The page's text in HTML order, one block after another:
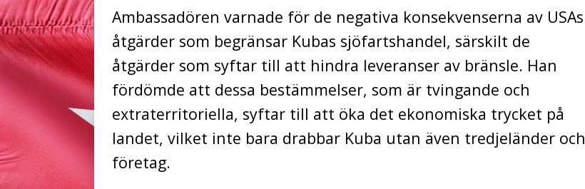
Ambassadören varnade för de negativa konsekvenserna av USAs
åtgärder som begränsar Kubas sjöfartshandel, särskilt de
åtgärder som syftar till att hindra leveranser av bränsle. Han
fördömde att dessa bestämmelser, som är tvingande och
extraterritoriella, syftar till att öka det ekonomiska trycket på
landet, vilket inte bara drabbar Kuba utan även tredjeländer och
företag.